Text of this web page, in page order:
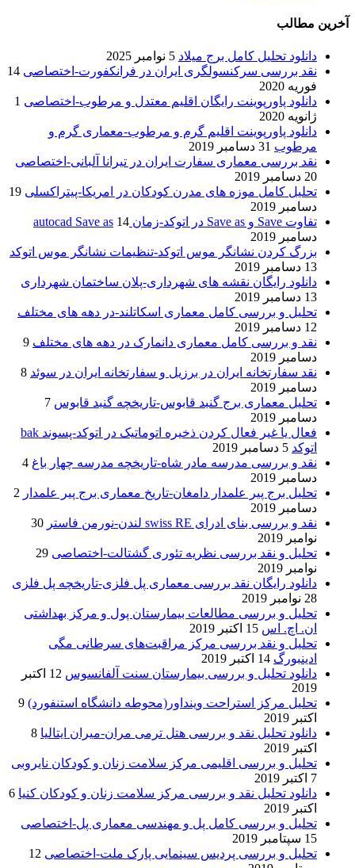
آخرین مطالب
دانلود تحلیل کامل برج میلاد 5 نوامبر 2025
نقد بررسی سرکنسولگری ایران در فرانکفورت-اختصاصی 14
فوریه 2020
دانلود پاورپوینت رایگان اقلیم معتدل و مرطوب-اختصاصی 1
ژانویه 2020
دانلود پاورپوینت اقلیم گرم و مرطوب-معماری گرم و
مرطوب 31 دسامبر 2019
نقد بررسی معماری سفارت ایران در تیرانا آلبانی-اختصاصی
20 دسامبر 2019
تحلیل کامل موزه های مدرن کودکان در امریکا-پیتراکسلی 19
دسامبر 2019
تفاوت Save و Save as در اتوکد-زمان autocad Save as
14
دسامبر 2019
بزرگ کردن نشانگر موس اتوکد-تنظیمات نشانگر موس اتوکد
13 دسامبر 2019
دانلود رایگان نقشه های شهرداری-پلان ساختمان شهرداری
13 دسامبر 2019
تحلیل و بررسی کامل معماری اسکاتلند-در دهه های مختلف
12 دسامبر 2019
نقد و بررسی کامل معماری دانمارک در دهه های مختلف 9
دسامبر 2019
نقد سفارتخانه ایران در برزیل و سفارتخانه ایران در سوئد 8
دسامبر 2019
تحلیل معماری برج گنبد قابوس-تاریخچه گنبد قابوس 7
دسامبر 2019
فعال یا غیر فعال کردن ذخیره اتوماتیک در اتوکد-پسوند bak
اتوکد 5 دسامبر 2019
نقد و بررسی مدرسه مادر شاه-تاریخچه مدرسه چهار باغ 4
دسامبر 2019
تحلیل برج پیر علمدار دامغان-تاریخ معماری برج پیر علمدار 2
دسامبر 2019
نقد و بررسی بنای ادرای swiss RE لندن-نورمن فاستر
30
نوامبر 2019
تحلیل و نقد بررسی نظریه تئوری گشتالت-اختصاصی 29
نوامبر 2019
دانلود رایگان نقد بررسی معماری پل فلزی-تاریخچه پل فلزی
28 نوامبر 2019
تحلیل و بررسی مطالعات بیمارستان پول و مرکز بهداشتی
ان. اچ. اس 15 اکتبر 2019
تحلیل و نقد بررسی مرکز مراقبت‌های سرطانی مگی
ادینبورگ 14 اکتبر 2019
دانلود تحلیل و بررسی بیمارستان سنت آلفانسوس
12 اکتبر
2019
تحلیل مرکز استراحت وینداور(محوطه دانشگاه استنفورد) 9
اکتبر 2019
دانلود تحلیل نقد و بررسی هتل ترمی مران-میران ایتالیا 8
اکتبر 2019
تحلیل و بررسی اقلیمی مرکز سلامت زنان و کودکان نایروبی
7 اکتبر 2019
دانلود تحلیل نقد و بررسی مرکز سلامت زنان و کودکان کنیا 6
اکتبر 2019
تحلیل و بررسی کامل پل و مهندسی معماری پل-اختصاصی
15 سپتامبر 2019
تحلیل و بررسی پردیس سینمایی پارک ملت-اختصاصی 12